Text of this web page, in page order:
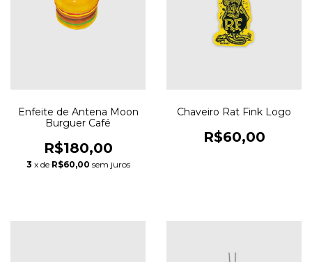
Enfeite de Antena Moon
Burguer Café
R$180,00
3 x de R$60,00 sem juros
Chaveiro Rat Fink Logo
R$60,00